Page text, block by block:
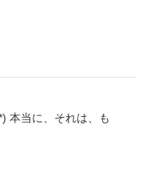
本当に、それは、も